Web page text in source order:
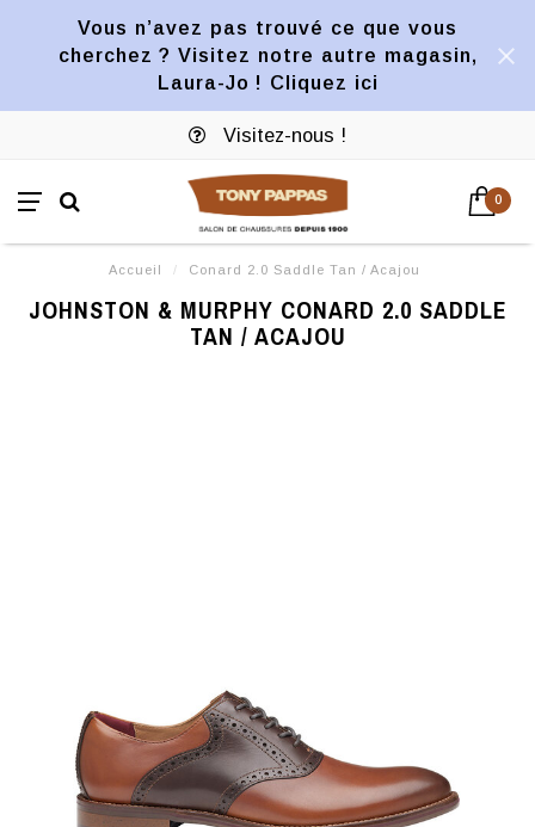
Vous n’avez pas trouvé ce que vous
cherchez ? Visitez notre autre magasin,
Laura-Jo ! Cliquez ici
Visitez-nous !
0
Accueil / Conard 2.0 Saddle Tan / Acajou
JOHNSTON & MURPHY CONARD 2.0 SADDLE
TAN / ACAJOU